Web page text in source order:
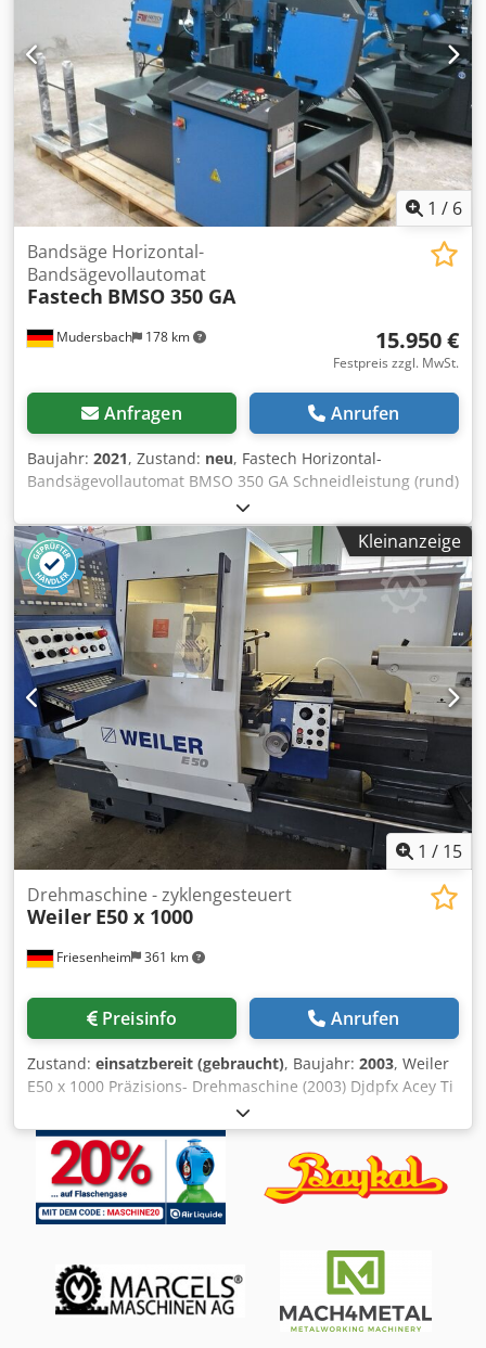
Digitalanzeige Katalog siehe folgenden Link:
1 / 6
Mudersbach 178 km
Bandsäge Horizontal-
Bandsägevollautomat
Fastech BMSO 350 GA
15.950 €
Festpreis zzgl. MwSt.
Anfragen Anrufen
Baujahr: 2021, Zustand: neu, Fastech Horizontal-
Bandsägevollautomat BMSO 350 GA Schneidleistung (rund)
mm: 350 Schneidleistung (rechteck) mm: 400 x 350
Schneidleistung (quadrat) mm: 350 x 350 +30° Rund
Schnittbereich mm: 320 +30° Flach Schnittbereich mm: 400
x 350 Dsdpfx Acog Ekt Njasck +30° Vierkant Schnittbereich
mm: 350 +45 ° Rund Schnittbereich mm: 320 +45 ° Flach
Schnittbereich mm: 290 x 300 +45 ° Vierkant Schnittbereich
mm: 290 x 290 Motorleistung Hauptantrieb kW: 2,2
Hydraulikpumpe Leistung kW: 0,37 Kühlmittelpumpe
Leistung kW: 0,12 Bandgeschwindigkeit, stufenlos mm: 20-
100 Sägebandabmessungen mm: 4160x34x1,1 Höhe der
Arbeitsfläche mm: 760 Gewicht kg: 1050 Länge mm: 2450
Tiefe mm: 920 Höhe mm: 2020 Rollenbahn 1200mm
stufenlose Bandgeschwindigkeit Hydraulischer Spannstock
Hochleistungsgetriebe Hydromechanische
Sägebandspannung Sägebandbürste Steuerung
Kleinanzeige
1 / 15
Friesenheim 361 km
Drehmaschine - zyklengesteuert
Weiler E50 x 1000
Preisinfo Anrufen
Zustand: einsatzbereit (gebraucht), Baujahr: 2003, Weiler
E50 x 1000 Präzisions- Drehmaschine (2003) Djdpfx Acey Ti
Iwjajck Hersteller: Weiler Typ: E50 x 1000 Baujahr: 2003
Zustand: gut, gebraucht, unter Strom Einschaltstunden:
43.000h Technische Daten siehe Bilder. Lieferumfang: -
Original Dokumentation - Rota S Plus 250-62 - Lünette -
Parat 4 Fach Werkzeugrevolver